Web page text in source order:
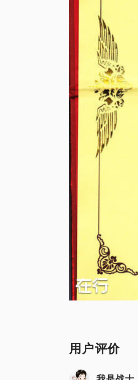
用户评价